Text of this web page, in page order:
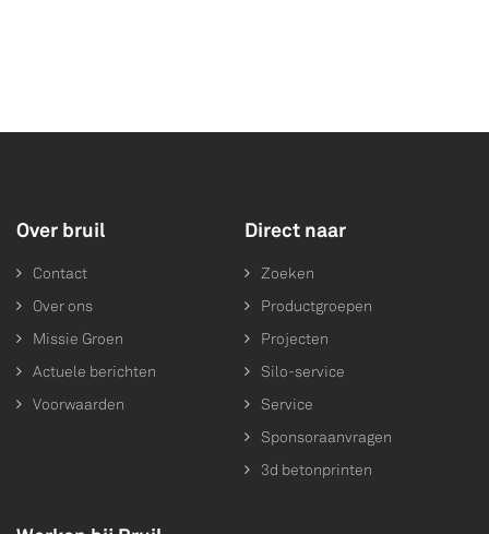
Over bruil
Contact
Over ons
Missie Groen
Actuele berichten
Voorwaarden
Direct naar
Zoeken
Productgroepen
Projecten
Silo-service
Service
Sponsoraanvragen
3d betonprinten